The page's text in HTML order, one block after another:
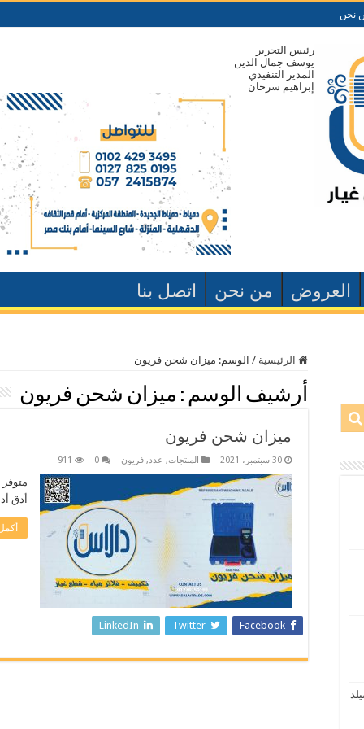
نحن
رئيس التحرير
يوسف جمال الدين
المدير التنفيذي
إبراهيم سرحان
العروض من نحن اتصل بنا
الرئيسية / الوسم: ميزان شحن فريون
أرشيف الوسم : ميزان شحن فريون
ميزان شحن فريون
30 سبتمبر، 2021 المنتجات, عدد, فريون 0
911
أدق
Facebook
Twitter
LinkedIn